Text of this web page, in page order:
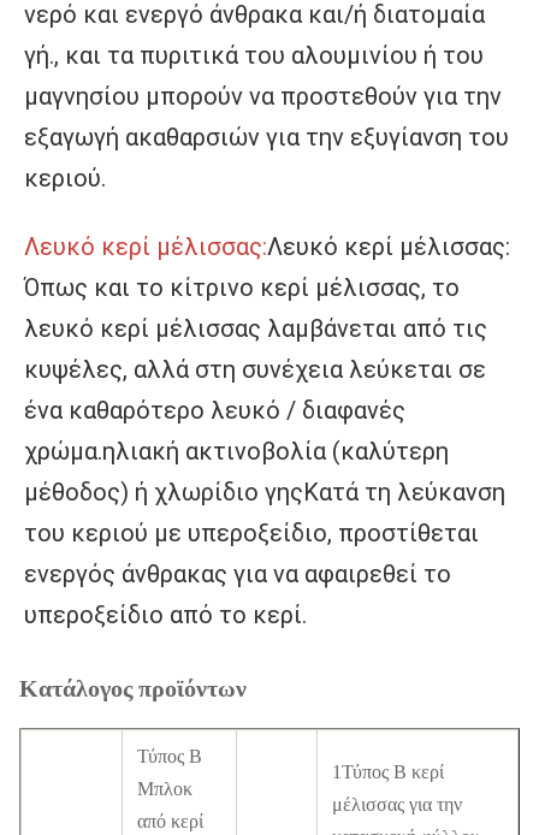
νερό και ενεργό άνθρακα και/ή διατομαία
γή., και τα πυριτικά του αλουμινίου ή του
μαγνησίου μπορούν να προστεθούν για την
εξαγωγή ακαθαρσιών για την εξυγίανση του
κεριού.
Λευκό κερί μέλισσας:Λευκό κερί μέλισσας:
Όπως και το κίτρινο κερί μέλισσας, το
λευκό κερί μέλισσας λαμβάνεται από τις
κυψέλες, αλλά στη συνέχεια λεύκεται σε
ένα καθαρότερο λευκό / διαφανές
χρώμα.ηλιακή ακτινοβολία (καλύτερη
μέθοδος) ή χλωρίδιο γηςΚατά τη λεύκανση
του κεριού με υπεροξείδιο, προστίθεται
ενεργός άνθρακας για να αφαιρεθεί το
υπεροξείδιο από το κερί.
Κατάλογος προϊόντων
Τύπος Β
Μπλοκ
από κερί
1Τύπος Β κερί
μέλισσας για την